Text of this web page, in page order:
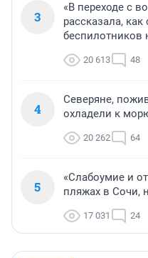
3
«В переходе с
рассказала,
беспилотников
20 613 48
4
Северяне,
охладели к
20 262 64
5
«Слабоумие и
пляжах в Сочи,
17 031 24